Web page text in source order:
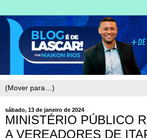
sábado, 13 de janeiro de 2024
MINISTÉRIO PÚBLICO
A VEREADORES DE